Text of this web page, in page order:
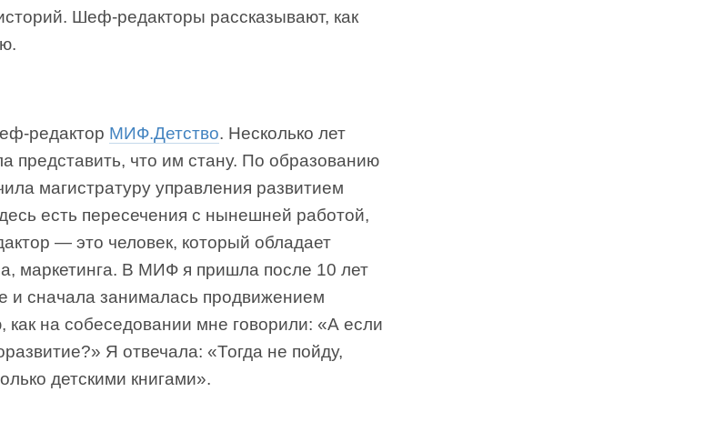
Шеф-редакторы рассказывают, как
редактор МИФ.Детство. Несколько лет
представить, что им стану. По образованию
магистратуру управления развитием
есть пересечения с нынешней работой,
— это человек, который обладает
маркетинга. В МИФ я пришла после 10 лет
и сначала занималась продвижением
как на собеседовании мне говорили: «А если
Я отвечала: «Тогда не пойду,
детскими книгами».